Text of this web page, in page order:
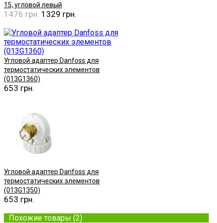
15, угловой левый
1476 грн. 1329 грн.
Угловой адаптер Danfoss для
термостатических элементов
(013G1360)
653 грн.
Угловой адаптер Danfoss для
термостатических элементов
(013G1350)
653 грн.
Похожие товары (2)